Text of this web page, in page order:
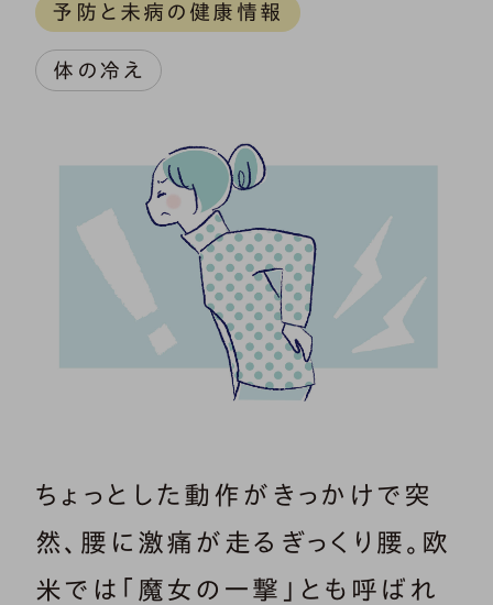
予防と未病の健康情報
体の冷え
ちょっとした動作がきっかけで突
然、腰に激痛が走るぎっくり腰。欧
米では「魔女の一撃」とも呼ばれ